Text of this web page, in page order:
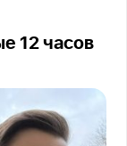
12 часов